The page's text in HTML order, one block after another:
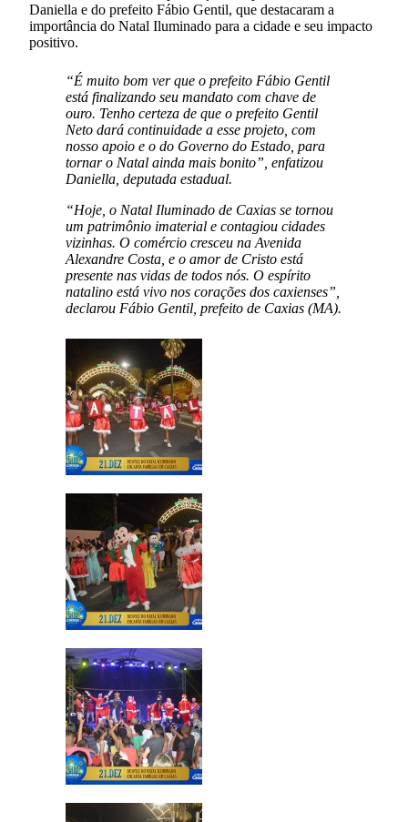
Daniella e do prefeito Fábio Gentil, que destacaram a
importância do Natal Iluminado para a cidade e seu impacto
positivo.
“É muito bom ver que o prefeito Fábio Gentil
está finalizando seu mandato com chave de
ouro. Tenho certeza de que o prefeito Gentil
Neto dará continuidade a esse projeto, com
nosso apoio e o do Governo do Estado, para
tornar o Natal ainda mais bonito”, enfatizou
Daniella, deputada estadual.
“Hoje, o Natal Iluminado de Caxias se tornou
um patrimônio imaterial e contagiou cidades
vizinhas. O comércio cresceu na Avenida
Alexandre Costa, e o amor de Cristo está
presente nas vidas de todos nós. O espírito
natalino está vivo nos corações dos caxienses”,
declarou Fábio Gentil, prefeito de Caxias (MA).